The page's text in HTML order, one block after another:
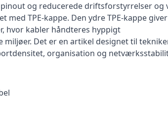
og reducerede driftsforstyrrelser og
med TPE-kappe. Den ydre TPE-kappe
hvor kabler håndteres hyppigt
miljøer. Det er en artikel designet til
organisation og